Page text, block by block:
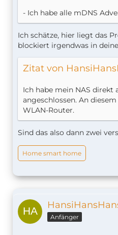
- Ich habe alle mDNS
Ich schätze, hier liegt das
blockiert irgendwas in
Zitat von
Ich habe mein NAS direkt
angeschlossen. An
WLAN-Router.
Sind das also dann zwei
Home smart home
Anfänger